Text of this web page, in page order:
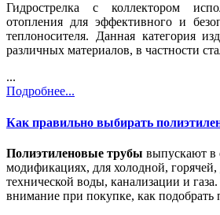
Гидрострелка с коллектором
отопления для эффективного и
теплоносителя. Данная категория
различных материалов, в частности
...
Подробнее...
Как правильно выбирать
Полиэтиленовые трубы выпускают в
модификациях, для холодной,
технической воды, канализации и
внимание при покупке, как подобрать